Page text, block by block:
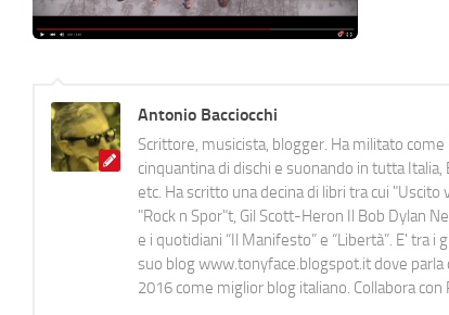
Antonio Bacciocchi
Scrittore, musicista, blogger. Ha militato
cinquantina di dischi e suonando in tutta
etc. Ha scritto una decina di libri tra cui "Uscito
"Rock n Spor"t, Gil Scott-Heron Il Bob Dylan
e i quotidiani “Il Manifesto” e “Libertà”. E' tra
suo blog www.tonyface.blogspot.it dove
2016 come miglior blog italiano. Collabora con